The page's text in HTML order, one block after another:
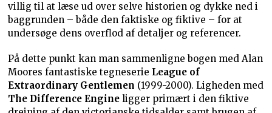
villig til at læse ud over selve historien og dykke ned i
baggrunden – både den faktiske og fiktive – for at
undersøge dens overflod af detaljer og referencer.
På dette punkt kan man sammenligne bogen med Alan
Moores fantastiske tegneserie League of
Extraordinary Gentlemen (1999-2000). Ligheden med
The Difference Engine ligger primært i den fiktive